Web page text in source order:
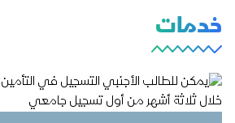
خدمات